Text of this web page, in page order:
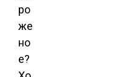
ро
же
но
е?